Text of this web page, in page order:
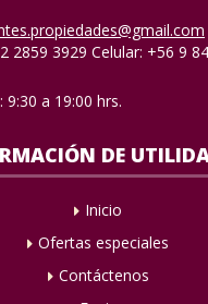
2859 3929 Celular: +56 9
a 19:00 hrs.
DE
Inicio
Ofertas especiales
Contáctenos